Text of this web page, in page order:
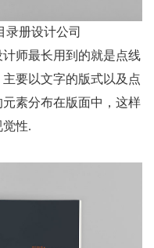
录册设计公司
师最长用到的就是点线
要以文字的版式以及点
素分布在版面中，这样
性.